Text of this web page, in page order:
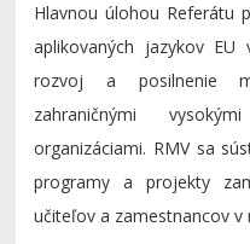
Hlavnou úlohou Referátu
aplikovaných jazykov
rozvoj a posilnenie
zahraničnými
organizáciami. RMV sa
programy a projekty
učiteľov a zamestnancov v